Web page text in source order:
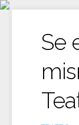
Ir
Se